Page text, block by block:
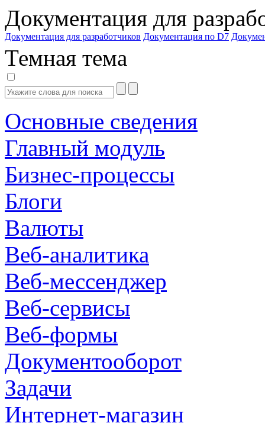
Документация для
Документация для разработчиков Документация по D7
Темная тема
Основные сведения
Главный модуль
Бизнес-процессы
Блоги
Валюты
Веб-аналитика
Веб-мессенджер
Веб-сервисы
Веб-формы
Документооборот
Задачи
Интернет-магазин